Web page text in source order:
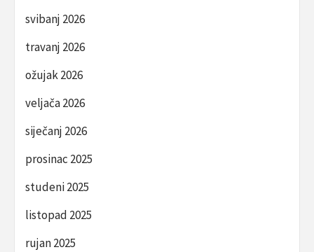
svibanj 2026
travanj 2026
ožujak 2026
veljača 2026
siječanj 2026
prosinac 2025
studeni 2025
listopad 2025
rujan 2025